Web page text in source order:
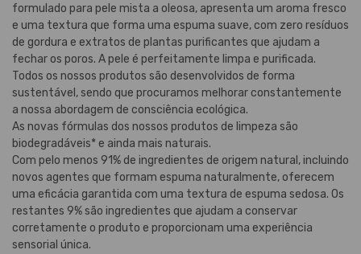
formulado para pele mista a oleosa, apresenta um aroma fresco
e uma textura que forma uma espuma suave, com zero resíduos
de gordura e extratos de plantas purificantes que ajudam a
fechar os poros. A pele é perfeitamente limpa e purificada.
Todos os nossos produtos são desenvolvidos de forma
sustentável, sendo que procuramos melhorar constantemente
a nossa abordagem de consciência ecológica.
As novas fórmulas dos nossos produtos de limpeza são
biodegradáveis* e ainda mais naturais.
Com pelo menos 91% de ingredientes de origem natural, incluindo
novos agentes que formam espuma naturalmente, oferecem
uma eficácia garantida com uma textura de espuma sedosa. Os
restantes 9% são ingredientes que ajudam a conservar
corretamente o produto e proporcionam uma experiência
sensorial única.